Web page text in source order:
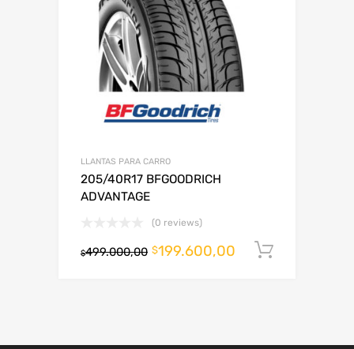
LLANTAS PARA CARRO
205/40R17 BFGOODRICH
ADVANTAGE
(0 reviews)
$499.000,00 $199.600,00